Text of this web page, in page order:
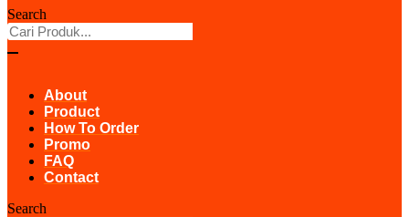
Search
About
Product
How To Order
Promo
FAQ
Contact
Search